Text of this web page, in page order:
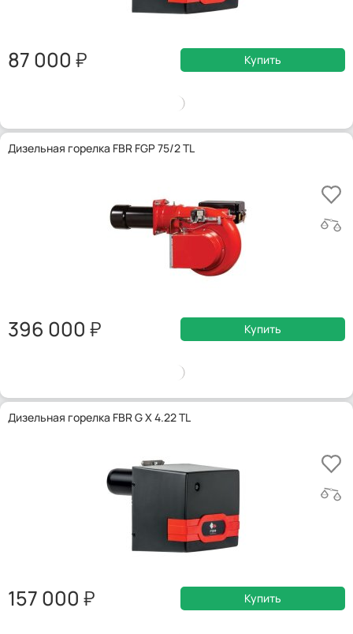
87 000 Купить
Дизельная горелка FBR FGP 75/2 TL
396 000 Купить
Дизельная горелка FBR G X 4.22 TL
157 000 Купить